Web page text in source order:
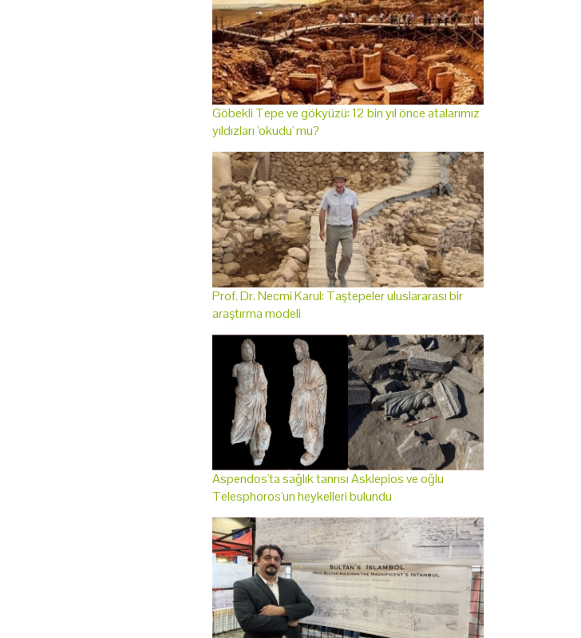
Göbekli Tepe ve gökyüzü: 12 bin yıl önce atalarımız
yıldızları 'okudu' mu?
Prof. Dr. Necmi Karul: Taştepeler uluslararası bir
araştırma modeli
Aspendos'ta sağlık tanrısı Asklepios ve oğlu
Telesphoros'un heykelleri bulundu